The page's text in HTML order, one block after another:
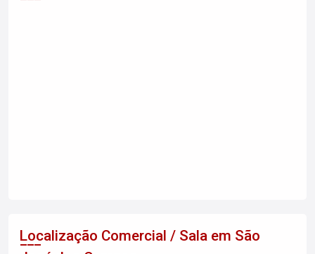
Localização Comercial / Sala em São